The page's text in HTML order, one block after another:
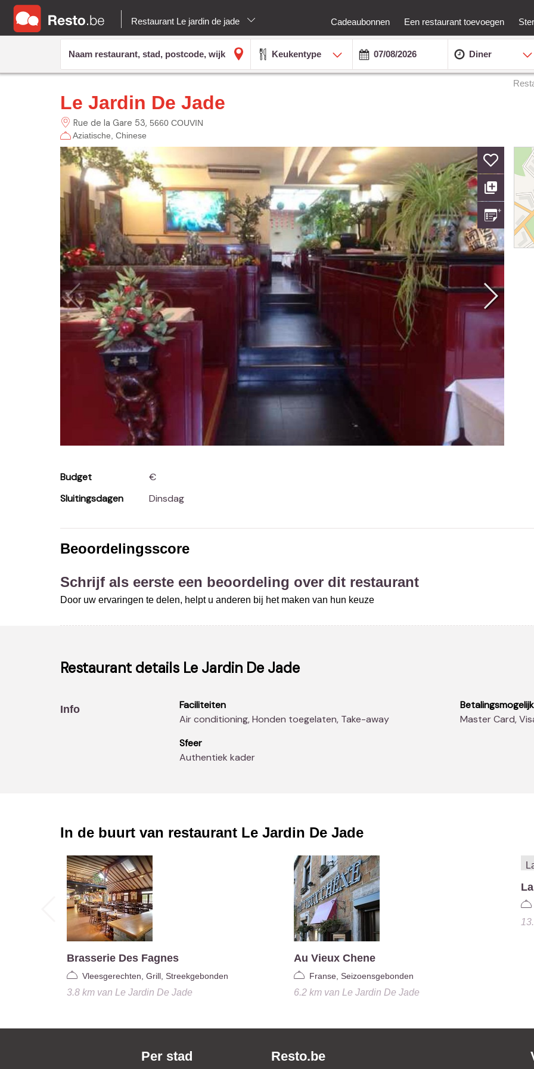
Restaurant Le jardin de jade Cadeaubonnen Een restaurant toevoegen
Keukentype Diner
Le Jardin De Jade
Rue de la Gare 53 5660 COUVIN
Aziatische Chinese
Budget
€
Sluitingsdagen
Dinsdag
Beoordelingsscore
Schrijf als eerste een beoordeling over dit restaurant
Door uw ervaringen te delen, helpt u anderen bij het maken van hun keuze
Restaurant details Le Jardin De Jade
Info
Faciliteiten
Air conditioning, Honden toegelaten, Take-away
Sfeer
Authentiek kader
Master Card,
In de buurt van restaurant Le Jardin De Jade
Brasserie Des Fagnes
Vleesgerechten, Grill, Streekgebonden
3.8 kmvan Le Jardin De Jade
Au Vieux Chene
Franse, Seizoensgebonden
6.2 kmvan Le Jardin De Jade
Per stad Resto.be